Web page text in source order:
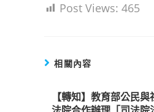
Post Views: 465
相關內容
【轉知】教育部公民